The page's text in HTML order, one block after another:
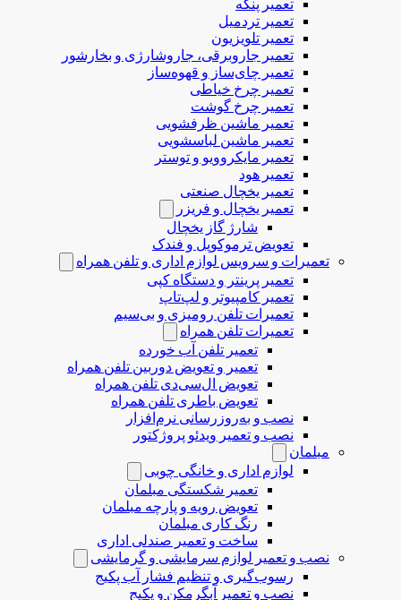
تعمیر پنکه
تعمیر تردمیل
تعمیر تلویزیون
تعمیر جاروبرقی، جاروشارژی و بخارشور
تعمیر چای‌ساز و قهوه‌ساز
تعمیر چرخ خیاطی
تعمیر چرخ گوشت
تعمیر ماشین ظرفشویی
تعمیر ماشین لباسشویی
تعمیر مایکروویو و توستر
تعمیر هود
تعمیر یخچال صنعتی
تعمیر یخچال و فریزر
شارژ گاز یخچال
تعویض ترموکوپل و فندک
تعمیرات و سرویس لوازم اداری و تلفن همراه
تعمیر پرینتر و دستگاه کپی
تعمیر کامپیوتر و لپ‌تاپ
تعمیرات تلفن رومیزی و بی‌سیم
تعمیرات تلفن همراه
تعمیر تلفن آب خورده
تعمیر و تعویض دوربین تلفن همراه
تعویض ال‌سی‌دی تلفن همراه
تعویض باطری تلفن همراه
نصب و به‌روزرسانی نرم‌افزار
نصب و تعمیر ویدئو پروژکتور
مبلمان
لوازم اداری و خانگی چوبی
تعمیر شکستگی مبلمان
تعویض رویه و پارچه مبلمان
رنگ کاری مبلمان
ساخت و تعمیر صندلی اداری
نصب و تعمیر لوازم سرمایشی و گرمایشی
رسوب‌گیری و تنظیم فشار آب پکیج
نصب و تعمیر آبگرمکن و پکیج